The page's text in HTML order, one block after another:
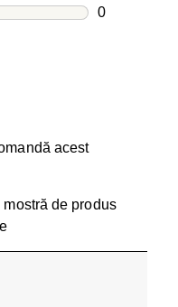
1 recenzie
0
acest
de produs